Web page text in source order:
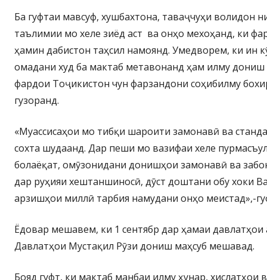
Ба гуфтаи мавсуф, хушбахтона, таваҷчуҳи волидон
таълимии мо хеле зиёд аст ва онҳо мехоҳанд, ки
ҳамин дабистон таҳсил намоянд. Умедворем, ки ин
омадани худ ба мактаб метавонанд ҳам илму
фардои Тоҷикистон чун фарзандони соҳибилму
гузоранд.
«Муассисаҳои мо тибқи шароити замонавӣ ва
сохта шудаанд. Дар пеши мо вазифаи хеле
болаёқат, омӯзонидани донишҳои замонавӣ ва
дар руҳияи хештаншиносӣ, дӯст доштани обу хоки
арзишҳои миллӣ тарбия намудани онҳо меистад»,-
Ёдовар мешавем, ки 1 сентябр дар ҳамаи
Давлатҳои Мустақил Рӯзи дониш маҳсуб мешавад.
Бояд гуфт, ки мактаб манбаи илму ҳунар, хислатҳои